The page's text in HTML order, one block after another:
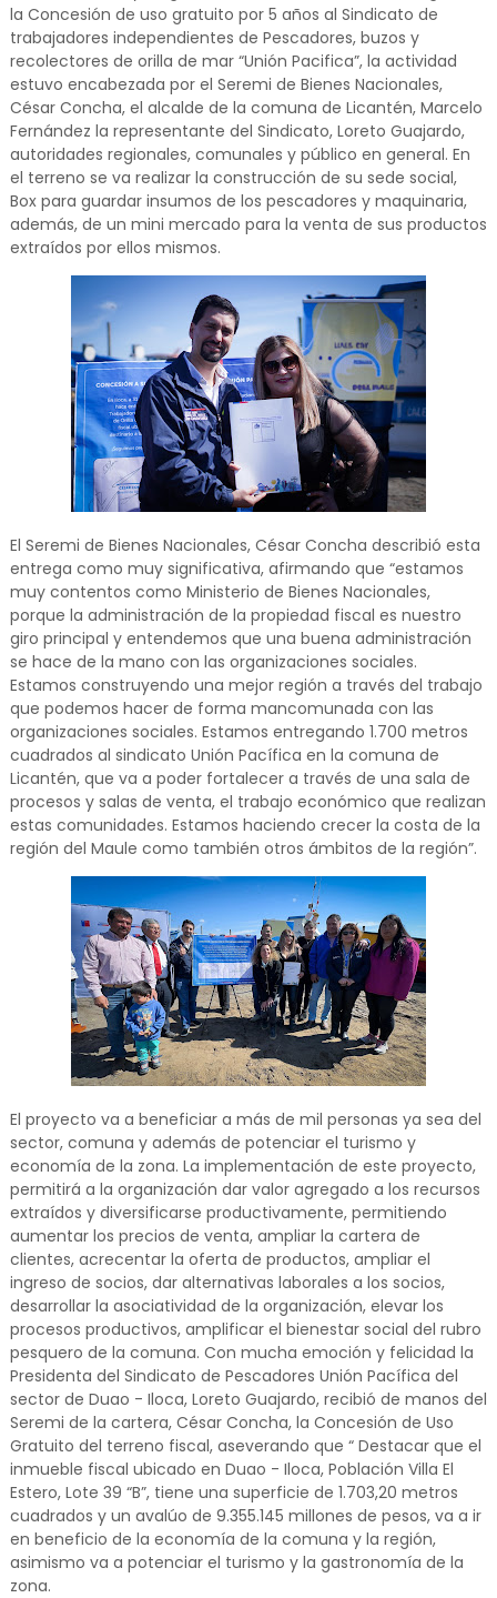
la Concesión de uso gratuito por 5 años al Sindicato de
trabajadores independientes de Pescadores, buzos y
recolectores de orilla de mar “Unión Pacifica”, la actividad
estuvo encabezada por el Seremi de Bienes Nacionales,
César Concha, el alcalde de la comuna de Licantén, Marcelo
Fernández la representante del Sindicato, Loreto Guajardo,
autoridades regionales, comunales y público en general. En
el terreno se va realizar la construcción de su sede social,
Box para guardar insumos de los pescadores y maquinaria,
además, de un mini mercado para la venta de sus productos
extraídos por ellos mismos.
El Seremi de Bienes Nacionales, César Concha describió esta
entrega como muy significativa, afirmando que “estamos
muy contentos como Ministerio de Bienes Nacionales,
porque la administración de la propiedad fiscal es nuestro
giro principal y entendemos que una buena administración
se hace de la mano con las organizaciones sociales.
Estamos construyendo una mejor región a través del trabajo
que podemos hacer de forma mancomunada con las
organizaciones sociales. Estamos entregando 1.700 metros
cuadrados al sindicato Unión Pacífica en la comuna de
Licantén, que va a poder fortalecer a través de una sala de
procesos y salas de venta, el trabajo económico que realizan
estas comunidades. Estamos haciendo crecer la costa de la
región del Maule como también otros ámbitos de la región”.
El proyecto va a beneficiar a más de mil personas ya sea del
sector, comuna y además de potenciar el turismo y
economía de la zona. La implementación de este proyecto,
permitirá a la organización dar valor agregado a los recursos
extraídos y diversificarse productivamente, permitiendo
aumentar los precios de venta, ampliar la cartera de
clientes, acrecentar la oferta de productos, ampliar el
ingreso de socios, dar alternativas laborales a los socios,
desarrollar la asociatividad de la organización, elevar los
procesos productivos, amplificar el bienestar social del rubro
pesquero de la comuna. Con mucha emoción y felicidad la
Presidenta del Sindicato de Pescadores Unión Pacífica del
sector de Duao - Iloca, Loreto Guajardo, recibió de manos del
Seremi de la cartera, César Concha, la Concesión de Uso
Gratuito del terreno fiscal, aseverando que “ Destacar que el
inmueble fiscal ubicado en Duao - Iloca, Población Villa El
Estero, Lote 39 “B”, tiene una superficie de 1.703,20 metros
cuadrados y un avalúo de 9.355.145 millones de pesos, va a ir
en beneficio de la economía de la comuna y la región,
asimismo va a potenciar el turismo y la gastronomía de la
zona.